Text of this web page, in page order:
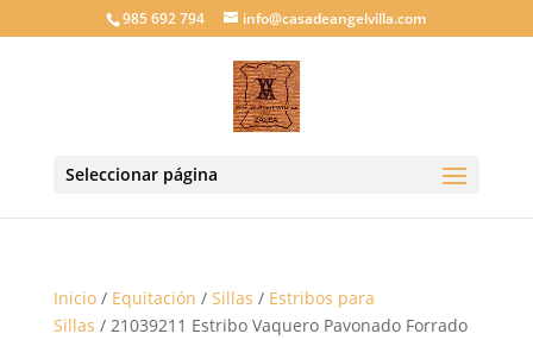
985 692 794 info@casadeangelvilla.com
Seleccionar página
Inicio/ Equitación / Sillas / Estribos para
Sillas / 21039211 Estribo Vaquero Pavonado Forrado